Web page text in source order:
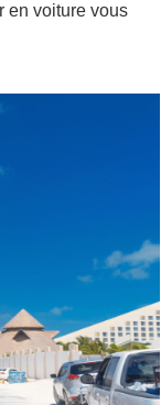
en voiture vous